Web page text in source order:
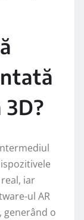
iar
ul AR
generând o